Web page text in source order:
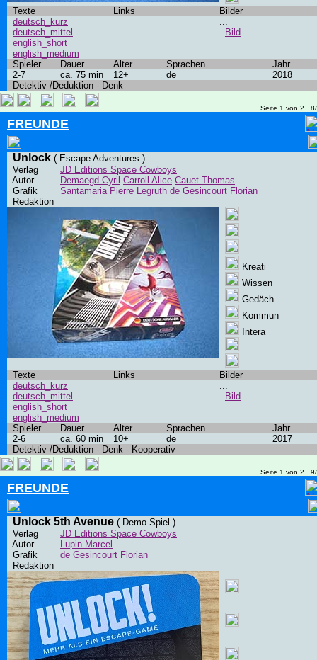
Texte Links
Bilder
deutsch_kurz
deutsch_mittel
english_short
english_medium
...
Bild
Spieler Dauer Alter Sprachen
Jahr
2-7
ca. 75 min 12+ de
2018
Detektiv-/Deduktion - Denk
Seite 1 von 2
FREUNDE
Unlock ( Escape Adventures )
Verlag
JD Editions Space Cowboys
Autor
Demaegd Cyril Carroll Alice Cauet Thomas
Grafik
Santamaria Pierre Legruth de Gesincourt Florian
Redaktion
Kreati
Wissen
Gedäch
Kommun
Intera
Texte Links
Bilder
deutsch_kurz
deutsch_mittel
english_short
english_medium
...
Bild
Spieler Dauer Alter Sprachen
Jahr
2-6
ca. 60 min 10+ de
2017
Detektiv-/Deduktion - Denk - Kooperativ
Seite 1 von 2
FREUNDE
Unlock 5th Avenue ( Demo-Spiel )
Verlag
JD Editions Space Cowboys
Autor
Lupin Marcel
Grafik
de Gesincourt Florian
Redaktion